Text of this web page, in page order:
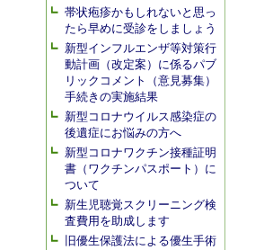
帯状疱疹かもしれないと思っ
たら早めに受診をしましょう
新型インフルエンザ等対策行
動計画（改定案）に係るパブ
リックコメント（意見募集）
手続きの実施結果
新型コロナウイルス感染症の
後遺症にお悩みの方へ
新型コロナワクチン接種証明
書（ワクチンパスポート）に
ついて
新生児聴覚スクリーニング検
査費用を助成します
旧優生保護法による優生手術